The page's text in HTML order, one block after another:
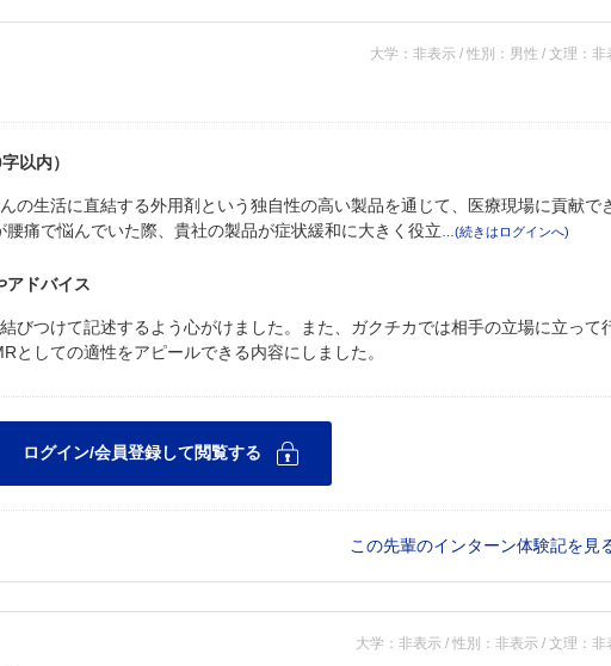
大学：非表示 / 性別：男性 / 文理：非
以内）
の生活に直結する外用剤という独自性の高い製品を通じて、医療現場に貢献で
痛で悩んでいた際、貴社の製品が症状緩和に大きく役立
アドバイス
びつけて記述するよう心がけました。また、ガクチカでは相手の立場に立って
としての適性をアピールできる内容にしました。
この先輩のインターン体験記を見
大学：非表示 / 性別：非表示 / 文理：非